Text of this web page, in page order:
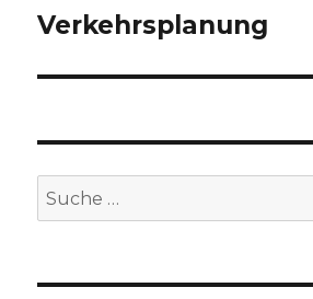
Nächster
Verkehrsplanung
Suche
nach: